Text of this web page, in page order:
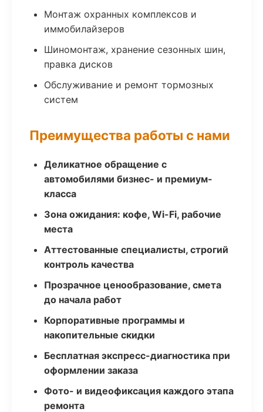
Монтаж охранных комплексов и
иммобилайзеров
Шиномонтаж, хранение сезонных шин,
правка дисков
Обслуживание и ремонт тормозных
систем
Преимущества работы с нами
Деликатное обращение с
автомобилями бизнес- и премиум-
класса
Зона ожидания: кофе, Wi-Fi, рабочие
места
Аттестованные специалисты, строгий
контроль качества
Прозрачное ценообразование, смета
до начала работ
Корпоративные программы и
накопительные скидки
Бесплатная экспресс-диагностика при
оформлении заказа
Фото- и видеофиксация каждого этапа
ремонта